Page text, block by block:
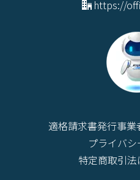
https://
適格請求書発行事
プライバ
特定商取引